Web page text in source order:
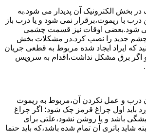
بخش الکترونیک آن پدیدار می شود.به
درب با ریموت،برقرار نمی شود و یا درب باز
شود.بعضی اوقات نیز قسمت چشمی
جدید را نصب کرد.در مشکلات بخش
که ایراد ایجاد شده مربوط به قطعی جریان
اگر برق مشکل نداشت،اقدام به سرویس
درب و عمل نکردن آن،مربوط به ریموت
باید اول چراغ قرمز چک شود؛ اگر چراغ
باشد و یا روشن نشود،علتی برای
شاید باتری آن تمام شده باشد،که باید حتما